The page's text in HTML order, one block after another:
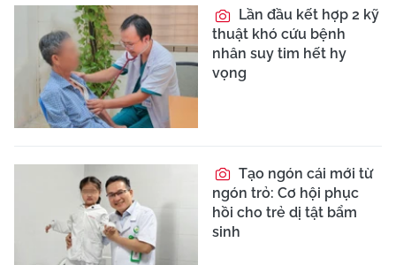
Lần đầu kết hợp 2 kỹ
thuật khó cứu bệnh
nhân suy tim hết hy
vọng
Tạo ngón cái mới từ
ngón trỏ: Cơ hội phục
hồi cho trẻ dị tật bẩm
sinh